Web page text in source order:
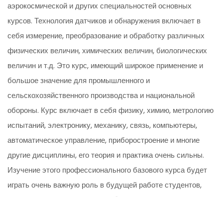
аэрокосмической и других специальностей основных
курсов. Технология датчиков и обнаружения включает в
себя измерение, преобразование и обработку различных
физических величин, химических величин, биологических
величин и т.д. Это курс, имеющий широкое применение и
большое значение для промышленного и
сельскохозяйственного производства и национальной
обороны. Курс включает в себя физику, химию, метрологию
испытаний, электронику, механику, связь, компьютеры,
автоматическое управление, приборостроение и многие
другие дисциплины, его теория и практика очень сильны.
Изучение этого профессионального базового курса будет
играть очень важную роль в будущей работе студентов,